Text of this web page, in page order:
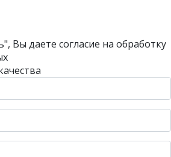
Вы даете согласие на обработку